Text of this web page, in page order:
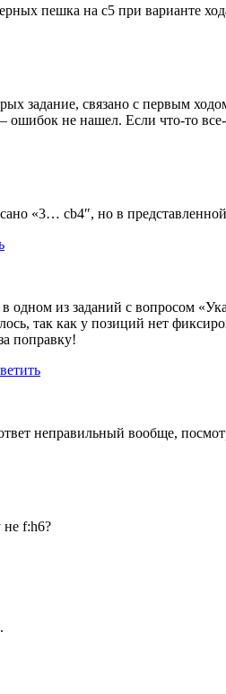
пешка на с5 при варианте
задание, связано с первым
ошибок не нашел. Если что-то
«3… cb4″, но в
в одном из заданий с вопросом
так как у позиций нет
поправку!
неправильный вообще,
f:h6?